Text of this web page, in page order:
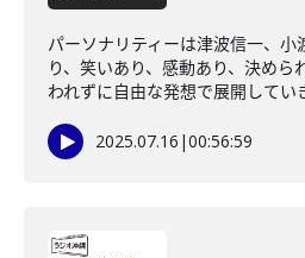
パーソナリティーは津波信一、小
り、笑いあり、感動あり、決めら
われずに自由な発想で展開してい
2025.07.16 |00:56:59